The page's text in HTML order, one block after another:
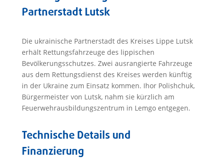
Partnerstadt Lutsk
Die ukrainische Partnerstadt des Kreises Lippe Lutsk
erhält Rettungsfahrzeuge des lippischen
Bevölkerungsschutzes. Zwei ausrangierte Fahrzeuge
aus dem Rettungsdienst des Kreises werden künftig
in der Ukraine zum Einsatz kommen. Ihor Polishchuk,
Bürgermeister von Lutsk, nahm sie kürzlich am
Feuerwehrausbildungszentrum in Lemgo entgegen.
Technische Details und
Finanzierung